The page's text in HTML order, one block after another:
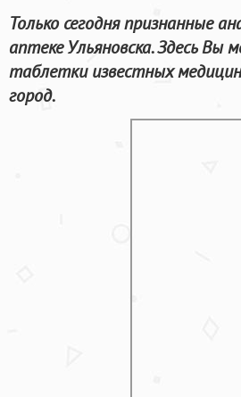
Только сегодня признанные
аптеке Ульяновска. Здесь
таблетки известных
город.